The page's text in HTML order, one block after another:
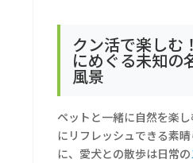
クン活で楽しむ
にめぐる未知の
風景
ペットと一緒に自然を楽
にリフレッシュできる素
に、愛犬との散歩は日常の